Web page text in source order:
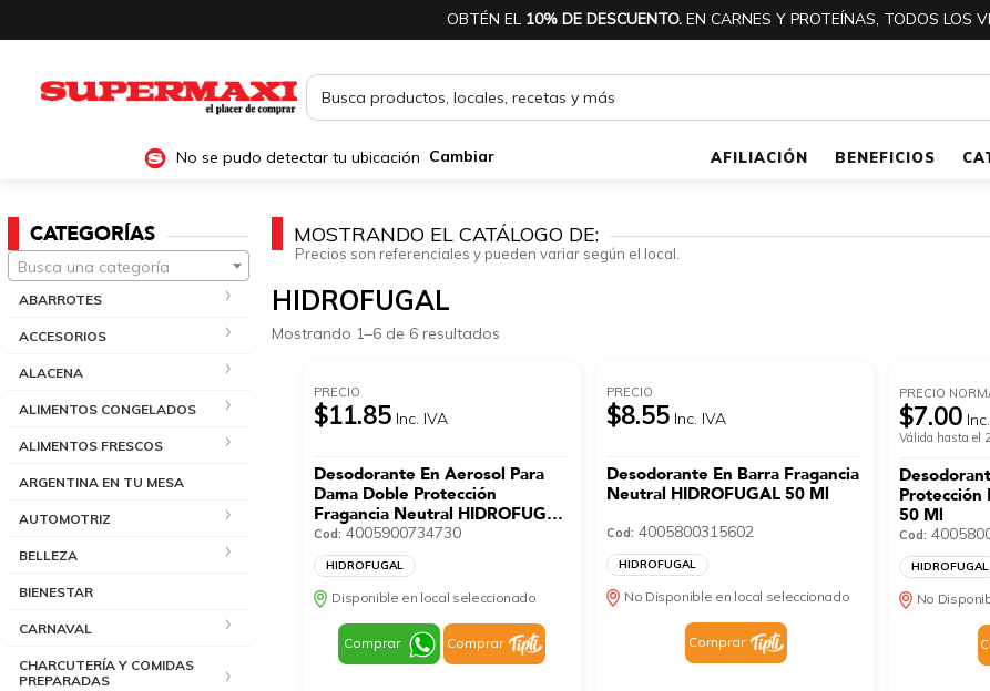
OBTÉN EL 10% DE DESCUENTO. EN CARNES Y PROTEÍNAS, TODOS LOS
No se pudo detectar tu ubicación Cambiar AFILIACIÓN BENEFICIOS
CATEGORÍAS
Busca una categoría
ABARROTES
ACCESORIOS
ALACENA
ALIMENTOS CONGELADOS
ALIMENTOS FRESCOS
ARGENTINA EN TU MESA
AUTOMOTRIZ
BELLEZA
BIENESTAR
CARNAVAL
CHARCUTERÍA Y COMIDAS
PREPARADAS
MOSTRANDO EL CATÁLOGO DE:
Precios son referenciales y pueden variar según el local.
HIDROFUGAL
Mostrando 1–6 de 6 resultados
PRECIO
$11.85 Inc. IVA
Desodorante En Aerosol Para
Dama Doble Protección
Fragancia Neutral HIDROFUGAL
150 Ml
Cod: 4005900734730
HIDROFUGAL
Disponible en local seleccionado
Comprar Comprar
PRECIO
$8.55 Inc. IVA
Desodorante En Barra Fragancia
Neutral HIDROFUGAL 50 Ml
Cod: 4005800315602
HIDROFUGAL
No Disponible en local seleccionado
Comprar
PRECIO
$7.00
Válida hasta el
Protección
50 Ml
Cod:
HIDROFUGAL
No